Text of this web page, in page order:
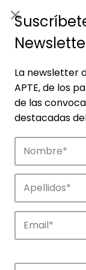
Descubre
innovación
La newsletter
APTE, de los
de las
destacadas